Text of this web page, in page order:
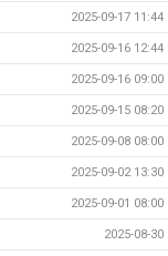
2025-09-17 11:44
2025-09-16 12:44
2025-09-16 09:00
2025-09-15 08:20
2025-09-08 08:00
2025-09-02 13:30
2025-09-01 08:00
2025-08-30